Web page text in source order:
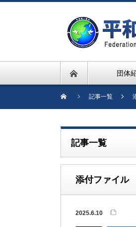
団体
記事一覧
記事一覧
添付ファイル
2025.6.10